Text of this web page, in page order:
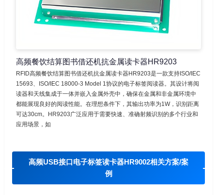
高频餐饮结算图书借还机抗金属读卡器HR9203
RFID高频餐饮结算图书借还机抗金属读卡器HR9203是一款支持ISO/IEC
15693、ISO/IEC 18000-3 Model 1协议的电子标签阅读器。其设计将阅
读器和天线集成于一体并嵌入金属外壳中，确保在金属和非金属环境中
都能展现良好的阅读性能。在理想条件下，其输出功率为1W，识别距离
可达30cm。HR9203广泛应用于需要快速、准确射频识别的多个行业和
应用场景，如
高频USB接口电子标签读卡器HR9002相关方案/案
例